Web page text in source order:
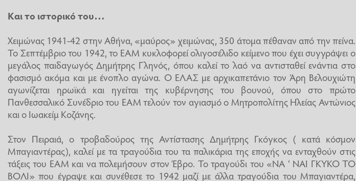
Και το ιστορικό του…
Χειμώνας 1941-42 στην Αθήνα, «μαύρος» χειμώνας, 350 άτομα πέθαναν από την πείνα.
Το Σεπτέμβριο του 1942, το ΕΑΜ κυκλοφορεί ολιγοσέλιδο κείμενο που έχει συγγράψει ο
μεγάλος παιδαγωγός Δημήτρης Γληνός, όπου καλεί το λαό να αντισταθεί ενάντια στο
φασισμό ακόμα και με ένοπλο αγώνα. Ο ΕΛΑΣ με αρχικαπετάνιο τον Άρη Βελουχιώτη
αγωνίζεται ηρωϊκά και ηγείται της κυβέρνησης του βουνού, όπου στο πρώτο
Πανθεσσαλικό Συνέδριο του ΕΑΜ τελούν τον αγιασμό ο Μητροπολίτης Ηλείας Αντώνιος
και ο Ιωακείμ Κοζάνης.
Στον Πειραιά, ο τροβαδούρος της Αντίστασης Δημήτρης Γκόγκος ( κατά κόσμον
Μπαγιαντέρας), καλεί με τα τραγούδια του τα παλικάρια της εποχής να ενταχθούν στις
τάξεις του ΕΑΜ και να πολεμήσουν στον Έβρο. Το τραγούδι του «ΝΑ ‘ ΝΑΙ ΓΚΥΚΟ ΤΟ
ΒΟΛΙ» που έγραψε και συνέθεσε το 1942 μαζί με άλλα τραγούδια του Μπαγιαντέρα,